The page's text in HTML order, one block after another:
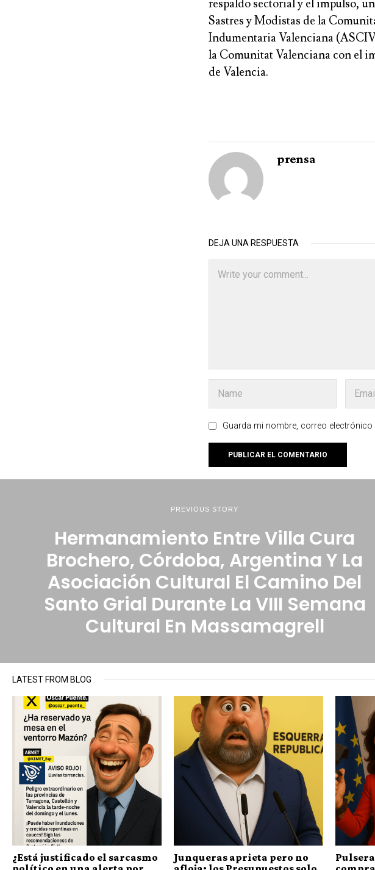
respaldo sectorial y el impulso,
Sastres y Modistas de la
Indumentaria Valenciana
la Comunitat Valenciana con el
de Valencia.
prensa
DEJA UNA RESPUESTA
Guarda mi nombre, correo
PREVIOUS STORY
Hermanamiento Entre Villa Cura
Brochero, Córdoba, Argentina Y La
Asociación Cultural El Camino Del
Santo Grial Durante La VIII Semana
Cultural En Massamagrell
LATEST FROM BLOG
¿Está justificado el sarcasmo
Junqueras aprieta pero no